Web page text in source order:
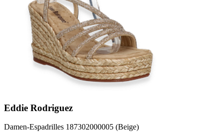
Eddie Rodriguez
Damen-Espadrilles 187302000005 (Beige)